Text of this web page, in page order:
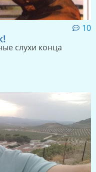
10
слухи конца